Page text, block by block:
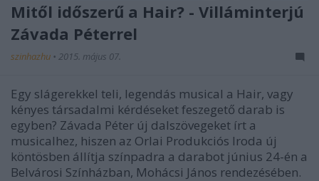
Mitől időszerű a Hair? - Villáminterjú
Závada Péterrel
szinhazhu • 2015. május 07.
Egy slágerekkel teli, legendás musical a Hair, vagy
kényes társadalmi kérdéseket feszegető darab is
egyben? Závada Péter új dalszövegeket írt a
musicalhez, hiszen az Orlai Produkciós Iroda új
köntösben állítja színpadra a darabot június 24-én a
Belvárosi Színházban, Mohácsi János rendezésében.